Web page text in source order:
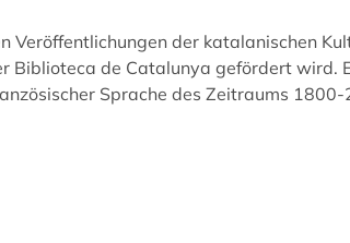
der katalanischen
Biblioteca de Catalunya gefördert wird.
Sprache des Zeitraums